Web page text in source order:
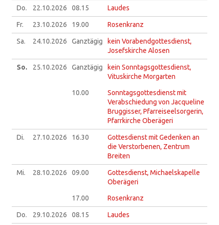
Do. 22.10.2026 08.15 Laudes
Fr. 23.10.2026 19.00 Rosenkranz
Sa. 24.10.2026 Ganztägig
kein Vorabendgottesdienst,
Josefskirche Alosen
So. 25.10.2026 Ganztägig
kein Sonntagsgottesdienst,
Vituskirche Morgarten
10.00
Sonntagsgottesdienst mit
Verabschiedung von Jacqueline
Bruggisser, Pfarreiseelsorgerin,
Pfarrkirche Oberägeri
Di. 27.10.2026 16.30
Gottesdienst mit Gedenken an
die Verstorbenen, Zentrum
Breiten
Mi. 28.10.2026 09.00
Gottesdienst, Michaelskapelle
Oberägeri
17.00 Rosenkranz
Do. 29.10.2026 08.15 Laudes